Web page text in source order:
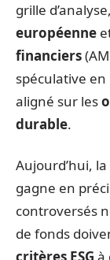
grille
européenne
financiers
spéculative
aligné sur les
durable.
Aujourd’hui, la
gagne en
controversés
de fonds
critères ESG à